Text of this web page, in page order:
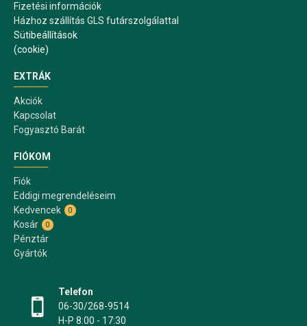
Fizetési információk
Házhoz szállítás GLS futárszolgálattal
Sütibeállítások
(cookie)
EXTRÁK
Akciók
Kapcsolat
Fogyasztó Barát
FIÓKOM
Fiók
Eddigi megrendeléseim
Kedvencek
0
Kosár 0
Pénztár
Gyártók
Telefon
06-30/268-9514
H-P 8:00 - 17:30